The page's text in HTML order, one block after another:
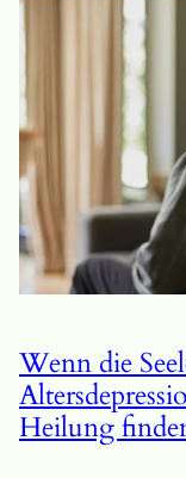
Wenn die
Heilung